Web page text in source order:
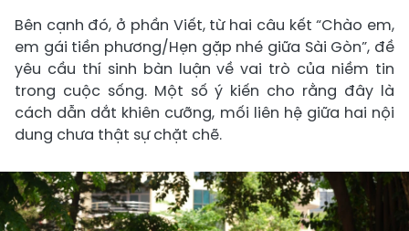
Bên cạnh đó, ở phần Viết, từ hai câu kết “Chào em,
em gái tiền phương/Hẹn gặp nhé giữa Sài Gòn”, đề
yêu cầu thí sinh bàn luận về vai trò của niềm tin
trong cuộc sống. Một số ý kiến cho rằng đây là
cách dẫn dắt khiên cưỡng, mối liên hệ giữa hai nội
dung chưa thật sự chặt chẽ.